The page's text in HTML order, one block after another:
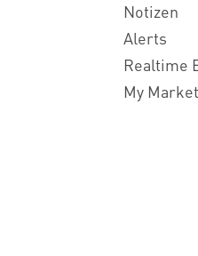
Notizen
Alerts
Realtime
My